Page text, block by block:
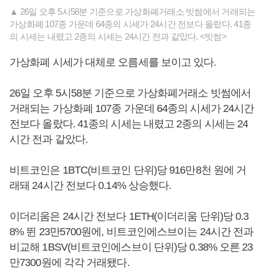
▲ 26일 오후 5시58분 기준으로 가상화폐거래소 빗썸에서 거래되는
가상화폐 107종 가운데 64종의 시세가 24시간 전보다 올랐다. 41종
의 시세는 내렸고 2종의 시세는 24시간 전과 같았다. <빗썸>
가상화폐 시세가 대체로 오름세를 보이고 있다.
26일 오후 5시58분 기준으로 가상화폐거래소 빗썸에서
거래되는 가상화폐 107종 가운데 64종의 시세가 24시간
전보다 올랐다. 41종의 시세는 내렸고 2종의 시세는 24
시간 전과 같았다.
비트코인은 1BTC(비트코인 단위)당 916만8천 원에 거
래돼 24시간 전보다 0.14% 상승했다.
이더리움은 24시간 전보다 1ETH(이더리움 단위)당 0.3
8% 뛴 23만5700원에, 비트코인에스브이는 24시간 전과
비교해 1BSV(비트코인에스브이 단위)당 0.38% 오른 23
만7300원에 각각 거래됐다.